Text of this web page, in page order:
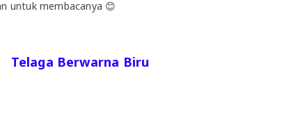
untuk membacanya 😊
Telaga Berwarna Biru